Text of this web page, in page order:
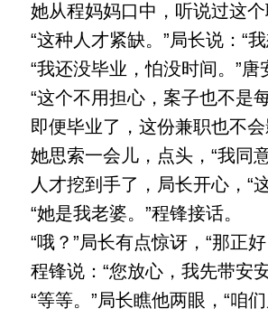
她从程妈妈口中，听说过这个
“这种人才紧缺。”局长说：“
“我还没毕业，怕没时间。”唐
“这个不用担心，案子也不是
即便毕业了，这份兼职也不会
她思索一会儿，点头，“我同
人才挖到手了，局长开心，“
“她是我老婆。”程锋接话。
“哦？”局长有点惊讶，“那正
程锋说：“您放心，我先带安
“等等。”局长瞧他两眼，“咱